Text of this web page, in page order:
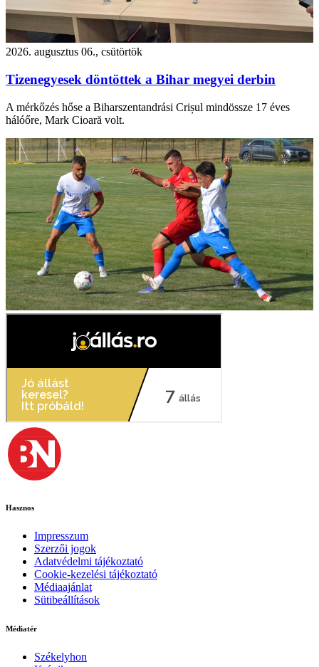
2026. augusztus 06., csütörtök
Tizenegyesek döntöttek a Bihar megyei derbin
A mérkőzés hőse a Biharszentandrási Crișul mindössze 17 éves
hálóőre, Mark Cioară volt.
Hasznos
Impresszum
Szerzői jogok
Adatvédelmi tájékoztató
Cookie-kezelési tájékoztató
Médiaajánlat
Sütibeállítások
Médiatér
Székelyhon